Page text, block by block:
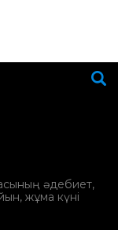
әдебиет,
жұма күні